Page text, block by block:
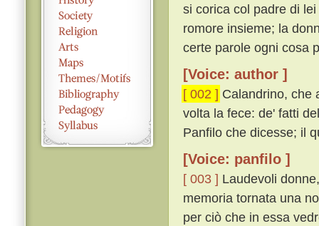
si corica col padre di
romore insieme; la
certe parole ogni cosa
[Voice: author ]
[ 002 ] Calandrino, che
volta la fece: de' fatti
Panfilo che dicesse; il
[Voice: panfilo ]
[ 003 ] Laudevoli
memoria tornata una
per ciò che in essa